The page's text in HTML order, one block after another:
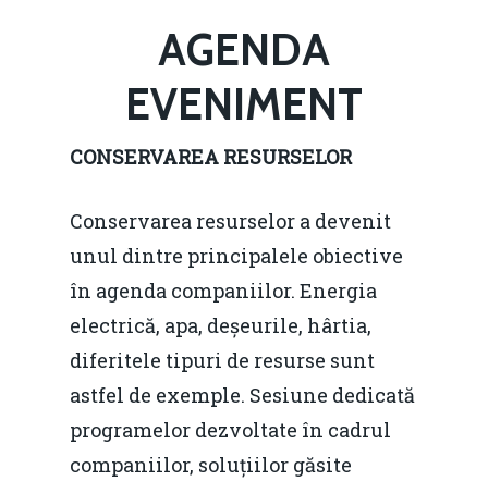
AGENDA
EVENIMENT
CONSERVAREA RESURSELOR
Conservarea resurselor a devenit
unul dintre principalele obiective
în agenda companiilor. Energia
electrică, apa, deșeurile, hârtia,
diferitele tipuri de resurse sunt
astfel de exemple. Sesiune dedicată
programelor dezvoltate în cadrul
companiilor, soluțiilor găsite